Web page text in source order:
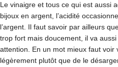
Le vinaigre et tous ce qui est aussi
bijoux en argent, l’acidité
l’argent. Il faut savoir par ailleurs
trop fort mais doucement, il va
attention. En un mot mieux faut
légèrement plutôt que de le